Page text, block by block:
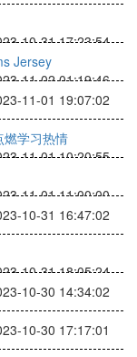
10-31 17:23:54
Jersey
11-02 01:19:46
11-01 19:07:02
燃学习热情
11-01 10:20:55
11-01 11:00:00
10-31 16:47:02
10-31 18:05:24
10-30 14:34:02
10-30 17:17:01